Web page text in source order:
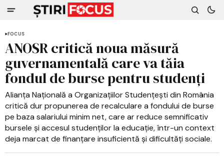
FOCUS
ANOSR critică noua măsură
guvernamentală care va tăia
fondul de burse pentru studenți
Alianța Națională a Organizațiilor Studențești din România
critică dur propunerea de recalculare a fondului de burse
pe baza salariului minim net, care ar reduce semnificativ
bursele și accesul studenților la educație, într-un context
deja marcat de finanțare insuficientă și dificultăți sociale.